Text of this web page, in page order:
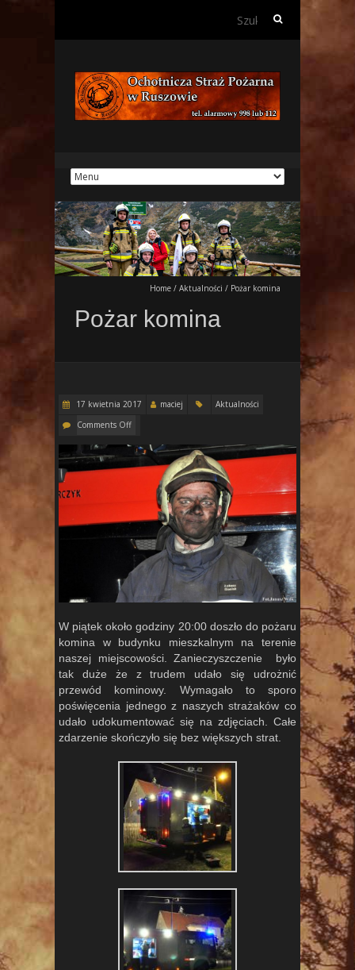
Szukaj:
Home / Aktualności / Pożar komina
Pożar komina
17 kwietnia 2017 maciej
Aktualności
Comments Off
W piątek około godziny 20:00 doszło do pożaru
komina w budynku mieszkalnym na terenie
naszej miejscowości. Zanieczyszczenie było
tak duże że z trudem udało się udrożnić
przewód kominowy. Wymagało to sporo
poświęcenia jednego z naszych strażaków co
udało udokumentować się na zdjęciach. Całe
zdarzenie skończyło się bez większych strat.